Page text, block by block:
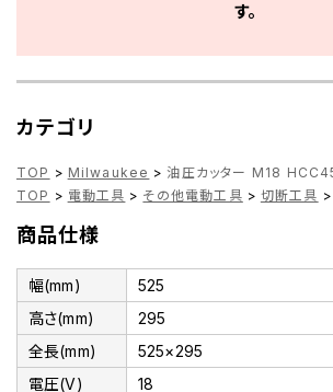
す。
カテゴリ
TOP > Milwaukee > 油圧カッター M18
TOP > 電動工具 > その他電動工具 > 切断工具 >
商品仕様
幅(mm)
525
高さ(mm)
295
全長(mm)
525×295
電圧(V)
18